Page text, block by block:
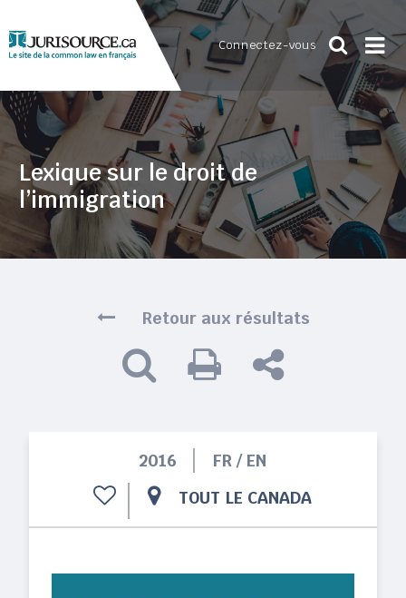
Connectez-vous
Lexique sur le droit de
l’immigration
Retour aux résultats
2016
FR / EN
TOUT LE CANADA